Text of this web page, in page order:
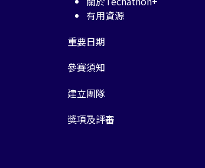
有用資源
重要日期
參賽須知
建立團隊
獎項及評審